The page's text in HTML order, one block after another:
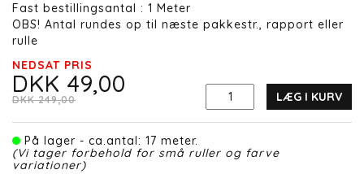
Fast bestillingsantal : 1 Meter
OBS! Antal rundes op til næste pakkestr., rapport eller
rulle
NEDSAT PRIS
DKK 49,00
DKK 249,00 LÆG I KURV
På lager - ca.antal: 17 meter.
(Vi tager forbehold for små ruller og farve
variationer)